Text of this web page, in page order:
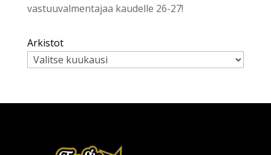
vastuuvalmentajaa kaudelle 26-27!
Arkistot